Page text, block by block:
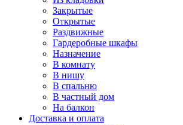
Закрытые
Открытые
Раздвижные
Гардеробные шкафы
Назначение
В комнату
В нишу
В спальню
В частный дом
На балкон
Доставка и оплата